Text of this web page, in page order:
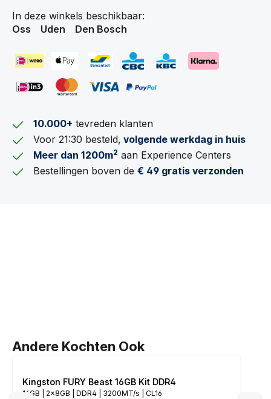
In deze winkels beschikbaar:
Oss
Uden Den Bosch
10.000+ tevreden klanten
Voor 21:30 besteld, volgende werkdag in huis
Meer dan 1200m2 aan Experience Centers
Bestellingen boven de€ 49 gratis verzonden
Andere Kochten Ook
Kingston FURY Beast 16GB Kit DDR4
16GB | 2x8GB | DDR4 | 3200MT/s | CL16